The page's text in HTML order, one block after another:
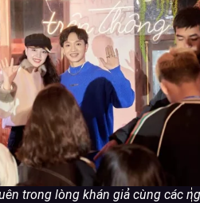
trong lòng khán giả cùng các